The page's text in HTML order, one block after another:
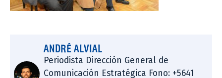
ANDRÉ ALVIAL
Periodista Dirección General de
Comunicación Estratégica Fono: +5641